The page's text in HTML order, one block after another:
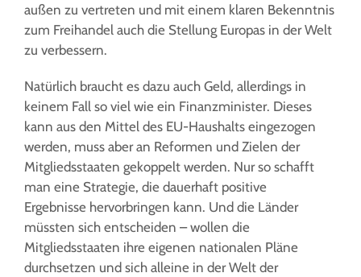
außen zu vertreten und mit einem klaren Bekenntnis
zum Freihandel auch die Stellung Europas in der Welt
zu verbessern.
Natürlich braucht es dazu auch Geld, allerdings in
keinem Fall so viel wie ein Finanzminister. Dieses
kann aus den Mittel des EU-Haushalts eingezogen
werden, muss aber an Reformen und Zielen der
Mitgliedsstaaten gekoppelt werden. Nur so schafft
man eine Strategie, die dauerhaft positive
Ergebnisse hervorbringen kann. Und die Länder
müssten sich entscheiden – wollen die
Mitgliedsstaaten ihre eigenen nationalen Pläne
durchsetzen und sich alleine in der Welt der